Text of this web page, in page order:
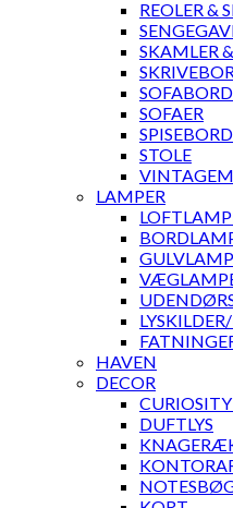
REOLER &
SKAMLER
SOFAER
STOLE
LAMPER
HAVEN
DECOR
DUFTLYS